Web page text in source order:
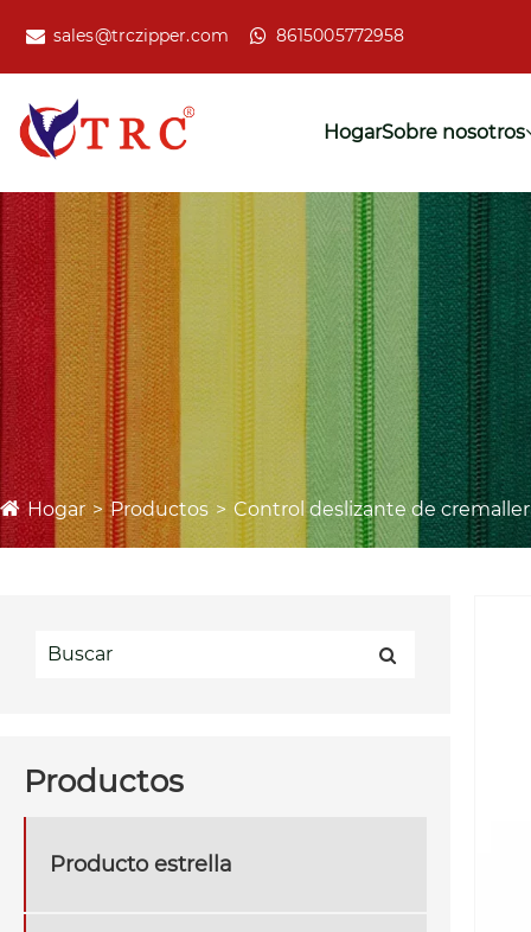
sales@trczipper.com 8615005772958
HogarSobre nosotros
Hogar Productos Control deslizante de
Productos
Producto estrella